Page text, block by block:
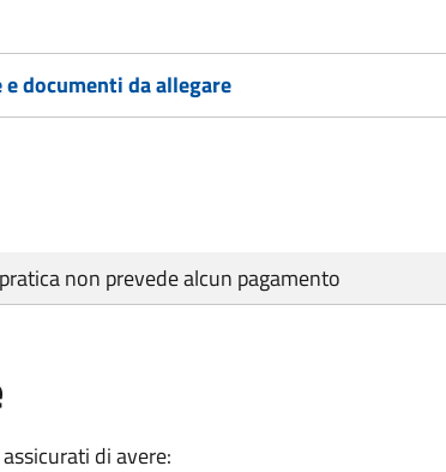
documenti da allegare
non prevede alcun pagamento
di avere: